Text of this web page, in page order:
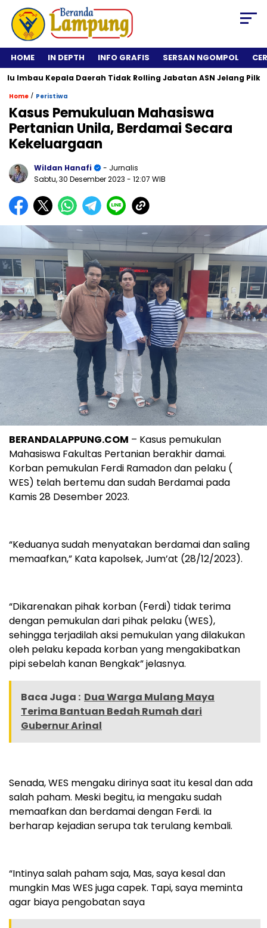
HOME IN DEPTH INFO GRAFIS SERSAN NGOMPOL
Kepala Daerah Tidak Rolling Jabatan ASN Jelang Pilkada
Home / Peristiwa
Kasus Pemukuluan Mahasiswa
Pertanian Unila, Berdamai Secara
Kekeluargaan
Wildan Hanafi
- Jurnalis
Sabtu, 30 Desember 2023 - 12:07 WIB
BERANDALAPPUNG.COM – Kasus pemukulan
Mahasiswa Fakultas Pertanian berakhir damai.
Korban pemukulan Ferdi Ramadon dan pelaku (
WES) telah bertemu dan sudah Berdamai pada
Kamis 28 Desember 2023.
“Keduanya sudah menyatakan berdamai dan saling
memaafkan,” Kata kapolsek, Jum’at (28/12/2023).
“Dikarenakan pihak korban (Ferdi) tidak terima
dengan pemukulan dari pihak pelaku (WES),
sehingga terjadilah aksi pemukulan yang dilakukan
oleh pelaku kepada korban yang mengakibatkan
pipi sebelah kanan Bengkak” jelasnya.
Baca Juga : Dua Warga Mulang Maya
Terima Bantuan Bedah Rumah dari
Gubernur Arinal
Senada, WES mengaku dirinya saat itu kesal dan ada
salah paham. Meski begitu, ia mengaku sudah
memaafkan dan berdamai dengan Ferdi. Ia
berharap kejadian serupa tak terulang kembali.
“Intinya salah paham saja, Mas, saya kesal dan
mungkin Mas WES juga capek. Tapi, saya meminta
agar biaya pengobatan saya